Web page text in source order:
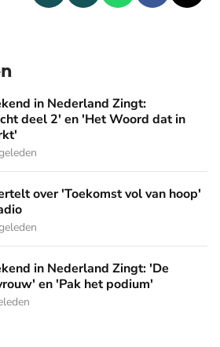
Zingt: 'Dordrecht deel 2' en
in Nederland Zingt:
deel 2' en 'Het Woord dat in
vol van hoop' op de radio
over 'Toekomst vol van hoop'
Zingt: 'De sterke vrouw' en 'Pak
in Nederland Zingt: 'De
en 'Pak het podium'